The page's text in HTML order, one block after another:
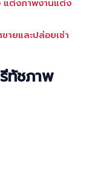
แต่งภาพงานแต่ง
ายและปล่อยเช่า
ทัชภาพ